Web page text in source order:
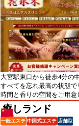
大宮駅東口から徒歩4分の
すべてを忘れ最高の状態
時間と香りの空間をご用意
癒しランド
一般エステ 中国式エステ 店舗型